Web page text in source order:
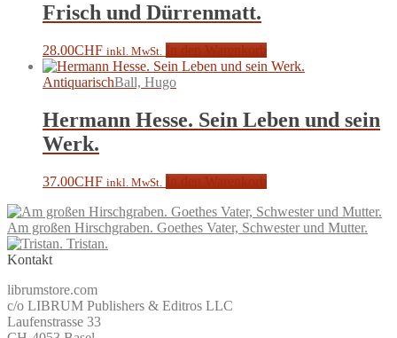
Frisch und Dürrenmatt.
28.00CHF inkl. MwSt.
AntiquarischBall, Hugo
Hermann Hesse. Sein Leben und sein
Werk.
37.00CHF inkl. MwSt.
Am großen Hirschgraben. Goethes Vater, Schwester und Mutter.
Tristan.
Kontakt
librumstore.com
c/o LIBRUM Publishers & Editros LLC
Laufenstrasse 33